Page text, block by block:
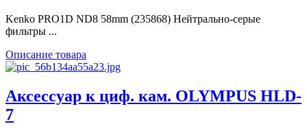
Kenko PRO1D ND8 58mm (235868) Нейтрально-серые
фильтры ...
Описание товара
Аксессуар к циф. кам. OLYMPUS HLD-
7